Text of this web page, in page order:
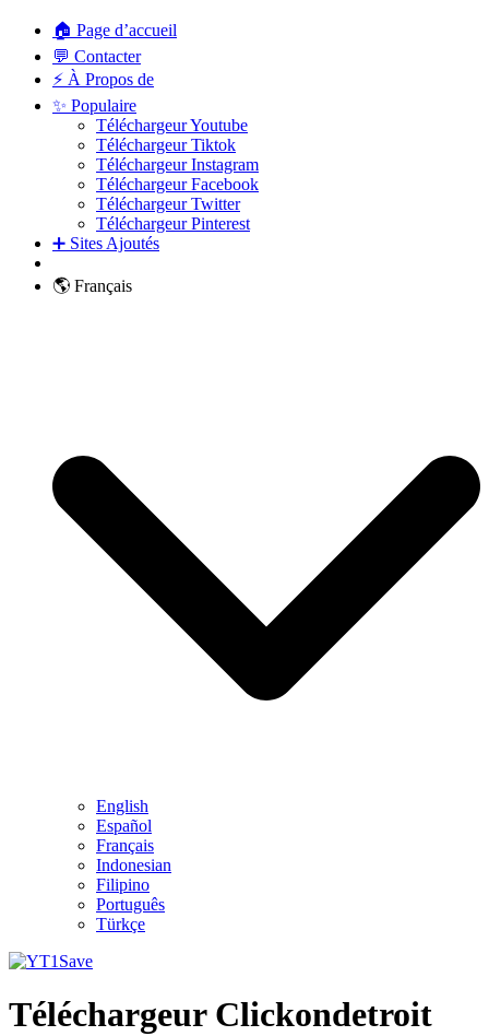
🏠 Page d’accueil
💬 Contacter
⚡ À Propos de
✨ Populaire
Téléchargeur Youtube
Téléchargeur Tiktok
Téléchargeur Instagram
Téléchargeur Facebook
Téléchargeur Twitter
Téléchargeur Pinterest
➕ Sites Ajoutés
🌎 Français
English
Español
Français
Indonesian
Filipino
Português
Türkçe
Téléchargeur Clickondetroit